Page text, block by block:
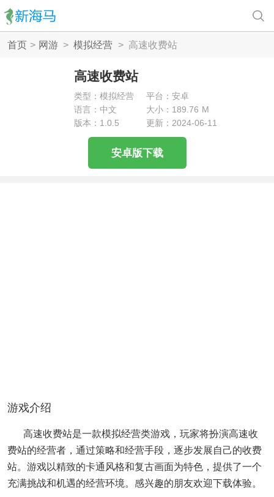
首页> 网游 > 模拟经营 > 高速收费站
高速收费站
类型：模拟经营
平台：安卓
语言：中文
大小：189.76 M
版本：1.0.5
更新：2024-06-11
安卓版下载
游戏介绍
高速收费站是一款模拟经营类游戏，玩家将扮演高速收
费站的经营者，通过策略和经营手段，逐步发展自己的收费
站。游戏以精致的卡通风格和复古画面为特色，提供了一个
充满挑战和机遇的经营环境。感兴趣的朋友欢迎下载体验。